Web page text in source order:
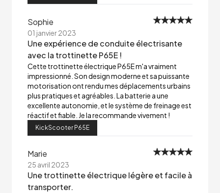
Sophie
01 janvier 2023
Une expérience de conduite électrisante
avec la trottinette P65E !
Cette trottinette électrique P65E m'a vraiment
impressionné. Son design moderne et sa puissante
motorisation ont rendu mes déplacements urbains
plus pratiques et agréables. La batterie a une
excellente autonomie, et le système de freinage est
réactif et fiable. Je la recommande vivement !
KickScooter P65E
Marie
25 avril 2023
Une trottinette électrique légère et facile à
transporter.